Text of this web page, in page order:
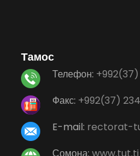
Тамос
Телефон:
Факс: +992(37)
E-mail: rectorat-